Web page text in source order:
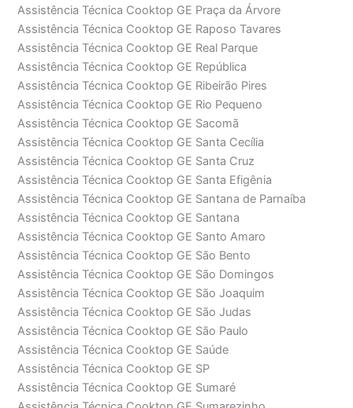
Assistência Técnica Cooktop GE Praça da Árvore
Assistência Técnica Cooktop GE Raposo Tavares
Assistência Técnica Cooktop GE Real Parque
Assistência Técnica Cooktop GE República
Assistência Técnica Cooktop GE Ribeirão Pires
Assistência Técnica Cooktop GE Rio Pequeno
Assistência Técnica Cooktop GE Sacomã
Assistência Técnica Cooktop GE Santa Cecília
Assistência Técnica Cooktop GE Santa Cruz
Assistência Técnica Cooktop GE Santa Efigênia
Assistência Técnica Cooktop GE Santana de Parnaíba
Assistência Técnica Cooktop GE Santana
Assistência Técnica Cooktop GE Santo Amaro
Assistência Técnica Cooktop GE São Bento
Assistência Técnica Cooktop GE São Domingos
Assistência Técnica Cooktop GE São Joaquim
Assistência Técnica Cooktop GE São Judas
Assistência Técnica Cooktop GE São Paulo
Assistência Técnica Cooktop GE Saúde
Assistência Técnica Cooktop GE SP
Assistência Técnica Cooktop GE Sumaré